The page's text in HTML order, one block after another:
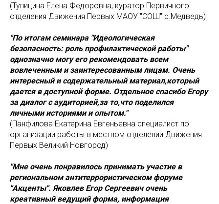
(Тупицина Елена Федоровна, куратор Первичного
отделения Движения Первых МАОУ "СОШ" с.Медведь)
"По итогам семинара "Идеологическая
безопасность: роль профилактической работы"
однозначно могу его рекомендовать всем
вовлеченным и заинтересованным лицам. Очень
интересный и содержательный материал,который
дается в доступной форме. Отдельное спасибо Егору
за диалог с аудиторией,за то,что поделился
личными историями и опытом."
(Панфилова Екатерина Евгеньевна специалист по
организации работы в местном отделении Движения
Первых Великий Новгород)
"Мне очень понравилось принимать участие в
региональном антитеррористическом форуме
"Акценты". Яковлев Егор Сергеевич очень
креативный ведущий форма, информация